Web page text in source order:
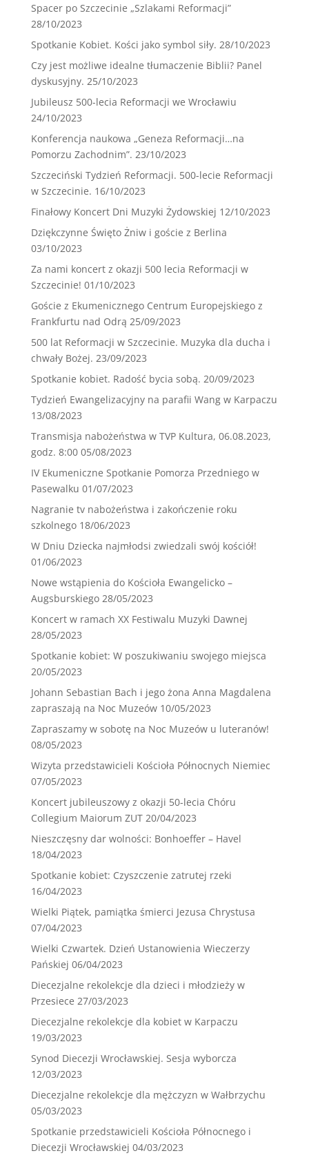
Spacer po Szczecinie „Szlakami Reformacji”
28/10/2023
Spotkanie Kobiet. Kości jako symbol siły. 28/10/2023
Czy jest możliwe idealne tłumaczenie Biblii? Panel
dyskusyjny. 25/10/2023
Jubileusz 500-lecia Reformacji we Wrocławiu
24/10/2023
Konferencja naukowa „Geneza Reformacji…na
Pomorzu Zachodnim”. 23/10/2023
Szczeciński Tydzień Reformacji. 500-lecie Reformacji
w Szczecinie. 16/10/2023
Finałowy Koncert Dni Muzyki Żydowskiej 12/10/2023
Dziękczynne Święto Żniw i goście z Berlina
03/10/2023
Za nami koncert z okazji 500 lecia Reformacji w
Szczecinie! 01/10/2023
Goście z Ekumenicznego Centrum Europejskiego z
Frankfurtu nad Odrą 25/09/2023
500 lat Reformacji w Szczecinie. Muzyka dla ducha i
chwały Bożej. 23/09/2023
Spotkanie kobiet. Radość bycia sobą. 20/09/2023
Tydzień Ewangelizacyjny na parafii Wang w Karpaczu
13/08/2023
Transmisja nabożeństwa w TVP Kultura, 06.08.2023,
godz. 8:00 05/08/2023
IV Ekumeniczne Spotkanie Pomorza Przedniego w
Pasewalku 01/07/2023
Nagranie tv nabożeństwa i zakończenie roku
szkolnego 18/06/2023
W Dniu Dziecka najmłodsi zwiedzali swój kościół!
01/06/2023
Nowe wstąpienia do Kościoła Ewangelicko –
Augsburskiego 28/05/2023
Koncert w ramach XX Festiwalu Muzyki Dawnej
28/05/2023
Spotkanie kobiet: W poszukiwaniu swojego miejsca
20/05/2023
Johann Sebastian Bach i jego żona Anna Magdalena
zapraszają na Noc Muzeów 10/05/2023
Zapraszamy w sobotę na Noc Muzeów u luteranów!
08/05/2023
Wizyta przedstawicieli Kościoła Północnych Niemiec
07/05/2023
Koncert jubileuszowy z okazji 50-lecia Chóru
Collegium Maiorum ZUT 20/04/2023
Nieszczęsny dar wolności: Bonhoeffer – Havel
18/04/2023
Spotkanie kobiet: Czyszczenie zatrutej rzeki
16/04/2023
Wielki Piątek, pamiątka śmierci Jezusa Chrystusa
07/04/2023
Wielki Czwartek. Dzień Ustanowienia Wieczerzy
Pańskiej 06/04/2023
Diecezjalne rekolekcje dla dzieci i młodzieży w
Przesiece 27/03/2023
Diecezjalne rekolekcje dla kobiet w Karpaczu
19/03/2023
Synod Diecezji Wrocławskiej. Sesja wyborcza
12/03/2023
Diecezjalne rekolekcje dla mężczyzn w Wałbrzychu
05/03/2023
Spotkanie przedstawicieli Kościoła Północnego i
Diecezji Wrocławskiej 04/03/2023